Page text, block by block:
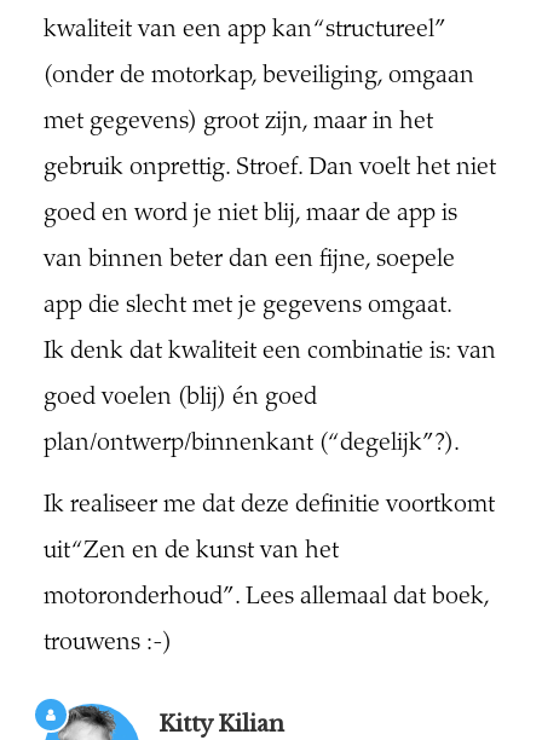
kwaliteit van een app kan “structureel”
(onder de motorkap, beveiliging, omgaan
met gegevens) groot zijn, maar in het
gebruik onprettig. Stroef. Dan voelt het niet
goed en word je niet blij, maar de app is
van binnen beter dan een fijne, soepele
app die slecht met je gegevens omgaat.
Ik denk dat kwaliteit een combinatie is: van
goed voelen (blij) én goed
plan/ontwerp/binnenkant (“degelijk”?).
Ik realiseer me dat deze definitie voortkomt
uit “Zen en de kunst van het
motoronderhoud”. Lees allemaal dat boek,
trouwens :-)
Kitty Kilian